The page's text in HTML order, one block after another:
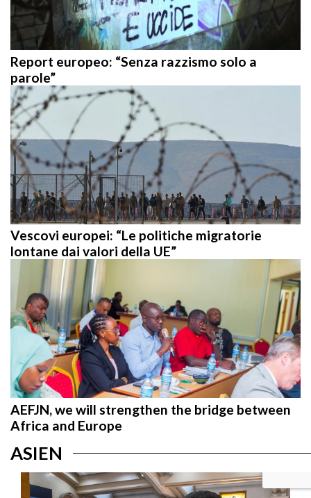
Report europeo: “Senza razzismo solo a
parole”
Vescovi europei: “Le politiche migratorie
lontane dai valori della UE”
AEFJN, we will strengthen the bridge between
Africa and Europe
ASIEN